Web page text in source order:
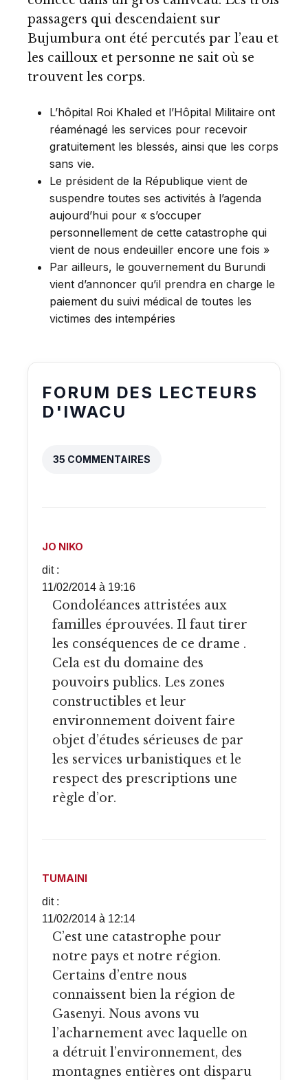
passagers qui descendaient sur
Bujumbura ont été percutés par l’eau et
les cailloux et personne ne sait où se
trouvent les corps.
L’hôpital Roi Khaled et l’Hôpital Militaire ont
réaménagé les services pour recevoir
gratuitement les blessés, ainsi que les corps
sans vie.
Le président de la République vient de
suspendre toutes ses activités à l’agenda
aujourd’hui pour « s’occuper
personnellement de cette catastrophe qui
vient de nous endeuiller encore une fois »
Par ailleurs, le gouvernement du Burundi
vient d’annoncer qu’il prendra en charge le
paiement du suivi médical de toutes les
victimes des intempéries
FORUM DES LECTEURS
D'IWACU
35 COMMENTAIRES
JO NIKO
dit :
11/02/2014 à 19:16
Condoléances attristées aux
familles éprouvées. Il faut tirer
les conséquences de ce drame .
Cela est du domaine des
pouvoirs publics. Les zones
constructibles et leur
environnement doivent faire
objet d’études sérieuses de par
les services urbanistiques et le
respect des prescriptions une
règle d’or.
TUMAINI
dit :
11/02/2014 à 12:14
C’est une catastrophe pour
notre pays et notre région.
Certains d’entre nous
connaissent bien la région de
Gasenyi. Nous avons vu
l’acharnement avec laquelle on
a détruit l’environnement, des
montagnes entières ont disparu